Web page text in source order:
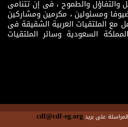
والتفاؤل والطموح ، فى إن تتنامى
ومسئولين ، مكرمين ومشاركين
مع الملتقيات العربية الشقيقة فى
السعودية وسائر الملتقيات
على بريدcdf@cdf-eg.org